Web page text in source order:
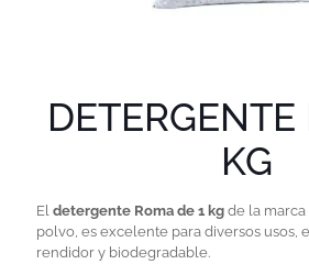
DETERGENTE
KG
El detergente Roma de 1 kg de la
polvo, es excelente para diversos usos,
rendidor y biodegradable.